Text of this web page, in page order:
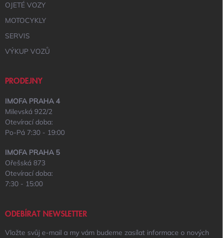
OJETÉ VOZY
MOTOCYKLY
SERVIS
VÝKUP VOZŮ
PRODEJNY
IMOFA PRAHA 4
Milevská 922/2
Otevírací doba:
Po-Pá 7:30 - 19:00
IMOFA PRAHA 5
Ořešská 873
Otevírací doba:
7:30 - 15:00
ODEBÍRAT NEWSLETTER
Vložte svůj e-mail a my vám budeme zasílat informace o nových